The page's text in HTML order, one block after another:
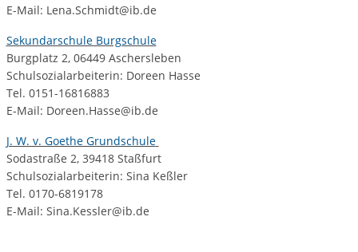
E-Mail: Lena.Schmidt@ib.de
Sekundarschule Burgschule
Burgplatz 2, 06449 Aschersleben
Schulsozialarbeiterin: Doreen Hasse
Tel. 0151-16816883
E-Mail: Doreen.Hasse@ib.de
J. W. v. Goethe Grundschule
Sodastraße 2, 39418 Staßfurt
Schulsozialarbeiterin: Sina Keßler
Tel. 0170-6819178
E-Mail: Sina.Kessler@ib.de